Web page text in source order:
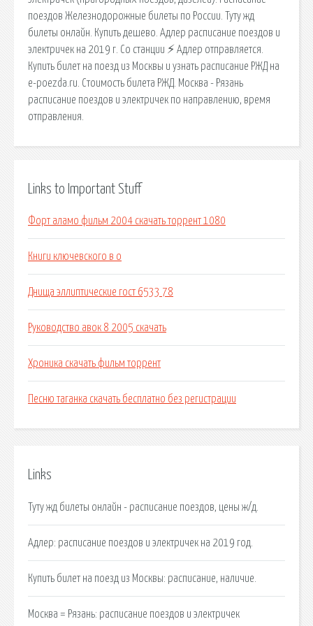
поездов Железнодорожные билеты по России. Туту жд
билеты онлайн. Купить дешево. Адлер расписание поездов и
электричек на 2019 г. Со станции ⚡ Адлер отправляется.
Купить билет на поезд из Москвы и узнать расписание РЖД на
e-poezda.ru. Стоимость билета РЖД. Москва - Рязань
расписание поездов и электричек по направлению, время
отправления.
Links to Important Stuff
Форт аламо фильм 2004 скачать торрент 1080
Книги ключевского в о
Днища эллиптические гост 6533 78
Руководство авок 8 2005 скачать
Хроника скачать фильм торрент
Песню таганка скачать бесплатно без регистрации
Links
Туту жд билеты онлайн - расписание поездов, цены ж/д.
Адлер: расписание поездов и электричек на 2019 год.
Купить билет на поезд из Москвы: расписание, наличие.
Москва = Рязань: расписание поездов и электричек